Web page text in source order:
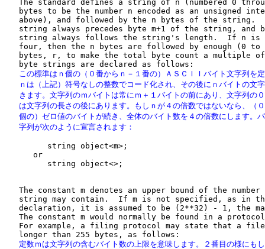
The standard defines a string of n (numbered 0
bytes to be the number n encoded as an unsigned
above), and followed by the n bytes of the string.
string always precedes byte m+1 of the string, and
string always follows the string's length.  If n is
four, then the n bytes are followed by enough (0 to
bytes, r, to make the total byte count a multiple
この標準はｎ個の（０番からｎ－１番の）ＡＳＣＩＩバイト文字列を
ｎは（上記）符号なしの整数でコード化され、その後にｎバイトの文
きます。文字列のｍバイトは常にｍ＋１バイトの前にあり、文字列の
は文字列の長さの後にあります。もしｎが４の倍数ではないなら、（
個の）ゼロ値のバイトが続き、全体のバイト数を４の倍数にします。
   字列が次のように宣言されます：
         string object<m>;
      or
         string object<>;
The constant m denotes an upper bound of the number
string may contain.  If m is not specified, as in
declaration, it is assumed to be (2**32) - 1, the
The constant m would normally be found in a
For example, a filing protocol may state that a
定数ｍは文字列の含むバイト数の上限を意味します。２番目の様にも